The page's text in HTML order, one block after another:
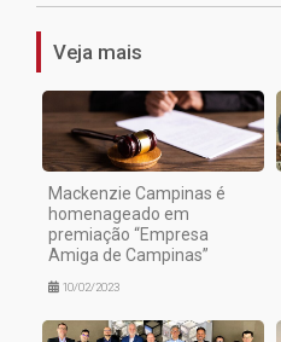
Veja mais
Mackenzie Campinas é
homenageado em
premiação “Empresa
Amiga de Campinas”
10/02/2023